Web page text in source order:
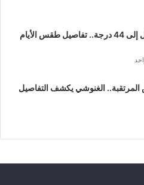
الحرارة تصل إلى 44 درجة.. تفاصيل طقس الأيام
الغنوشي يكشف التفاصيل